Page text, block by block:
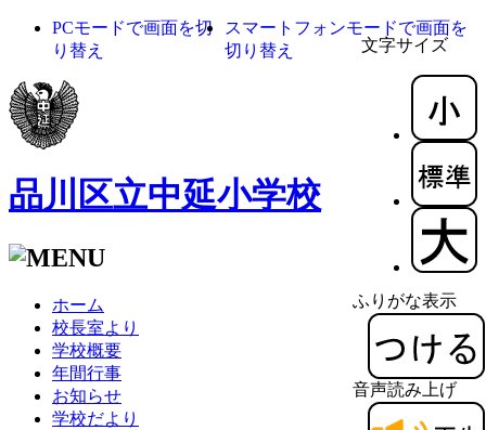
文字サイズ
ふりがな表示
音声読み上げ
PCモードで画面を切
り替え
スマートフォンモードで画面を
切り替え
品川区立中延小学校
ホーム
校長室より
学校概要
年間行事
お知らせ
学校だより